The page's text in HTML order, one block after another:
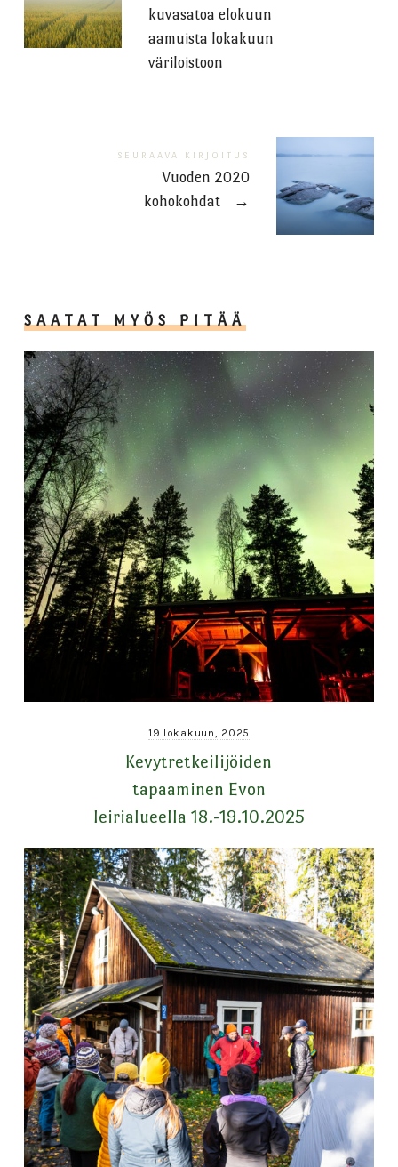
kuvasatoa elokuun
aamuista lokakuun
väriloistoon
SEURAAVA KIRJOITUS
Vuoden 2020
kohokohdat
→
SAATAT MYÖS PITÄÄ
19 lokakuun, 2025
Kevytretkeilijöiden
tapaaminen Evon
leirialueella 18.-19.10.2025